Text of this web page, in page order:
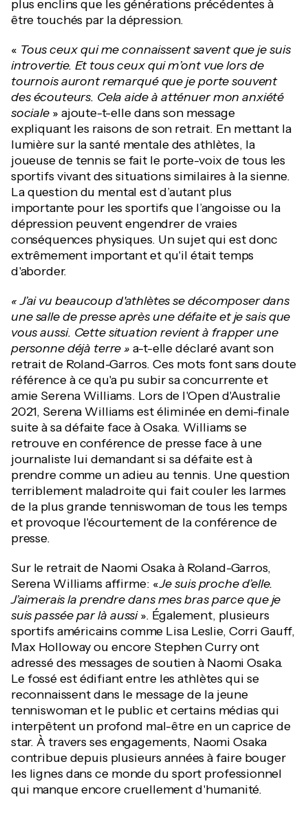
plus enclins que les générations précédentes à
être touchés par la dépression.
« Tous ceux qui me connaissent savent que je suis
introvertie. Et tous ceux qui m’ont vue lors de
tournois auront remarqué que je porte souvent
des écouteurs. Cela aide à atténuer mon anxiété
sociale » ajoute-t-elle dans son message
expliquant les raisons de son retrait. En mettant la
lumière sur la santé mentale des athlètes, la
joueuse de tennis se fait le porte-voix de tous les
sportifs vivant des situations similaires à la sienne.
La question du mental est d’autant plus
importante pour les sportifs que l’angoisse ou la
dépression peuvent engendrer de vraies
conséquences physiques. Un sujet qui est donc
extrêmement important et qu'il était temps
d'aborder.
« J’ai vu beaucoup d'athlètes se décomposer dans
une salle de presse après une défaite et je sais que
vous aussi. Cette situation revient à frapper une
personne déjà terre » a-t-elle déclaré avant son
retrait de Roland-Garros. Ces mots font sans doute
référence à ce qu'a pu subir sa concurrente et
amie Serena Williams. Lors de l'Open d'Australie
2021, Serena Williams est éliminée en demi-finale
suite à sa défaite face à Osaka. Williams se
retrouve en conférence de presse face à une
journaliste lui demandant si sa défaite est à
prendre comme un adieu au tennis. Une question
terriblement maladroite qui fait couler les larmes
de la plus grande tenniswoman de tous les temps
et provoque l'écourtement de la conférence de
presse.
Sur le retrait de Naomi Osaka à Roland-Garros,
Serena Williams affirme: «Je suis proche d’elle.
J’aimerais la prendre dans mes bras parce que je
suis passée par là aussi». Également, plusieurs
sportifs américains comme Lisa Leslie, Corri Gauff,
Max Holloway ou encore Stephen Curry ont
adressé des messages de soutien à Naomi Osaka.
Le fossé est édifiant entre les athlètes qui se
reconnaissent dans le message de la jeune
tenniswoman et le public et certains médias qui
interpêtent un profond mal-être en un caprice de
star. À travers ses engagements, Naomi Osaka
contribue depuis plusieurs années à faire bouger
les lignes dans ce monde du sport professionnel
qui manque encore cruellement d'humanité.